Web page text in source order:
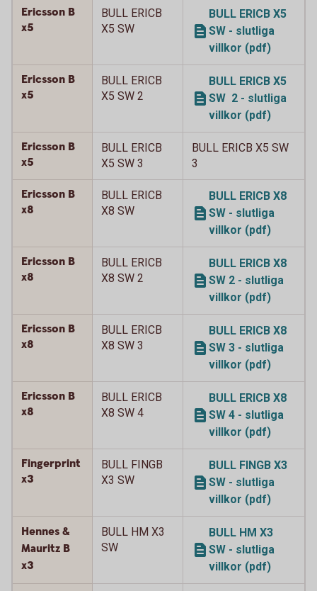
Ericsson B
x5
BULL ERICB
X5 SW
BULL ERICB X5
SW - slutliga
villkor (pdf)
Ericsson B
x5
BULL ERICB
X5 SW 2
BULL ERICB X5
SW 2 - slutliga
villkor (pdf)
Ericsson B
x5
BULL ERICB
X5 SW 3
BULL ERICB X5 SW
3
Ericsson B
x8
BULL ERICB
X8 SW
BULL ERICB X8
SW - slutliga
villkor (pdf)
Ericsson B
x8
BULL ERICB
X8 SW 2
BULL ERICB X8
SW 2 - slutliga
villkor (pdf)
Ericsson B
x8
BULL ERICB
X8 SW 3
BULL ERICB X8
SW 3 - slutliga
villkor (pdf)
Ericsson B
x8
BULL ERICB
X8 SW 4
BULL ERICB X8
SW 4 - slutliga
villkor (pdf)
Fingerprint
x3
BULL FINGB
X3 SW
BULL FINGB X3
SW - slutliga
villkor (pdf)
Hennes &
Mauritz B
x3
BULL HM X3
SW
BULL HM X3
SW - slutliga
villkor (pdf)